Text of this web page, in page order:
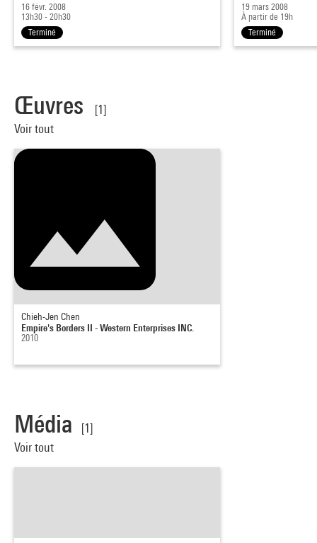
16 févr. 2008
13h30 - 20h30
Terminé
19 mars 2008
À partir de 19h
Terminé
Œuvres
[1]
Voir tout
Chieh-Jen Chen
Empire's Borders II - Western Enterprises INC.
2010
Média
[1]
Voir tout